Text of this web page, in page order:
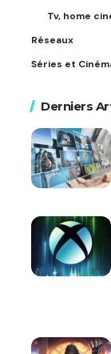
Tv, home
Réseaux
Séries et
Derniers